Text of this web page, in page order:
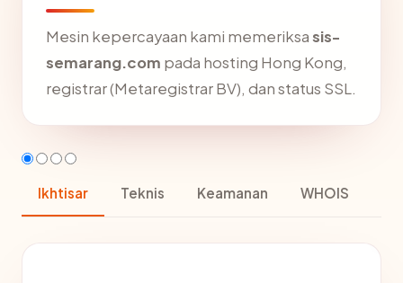
Mesin kepercayaan kami memeriksasis-
semarang.com pada hosting Hong Kong,
registrar (Metaregistrar BV), dan status SSL.
Ikhtisar Teknis Keamanan WHOIS